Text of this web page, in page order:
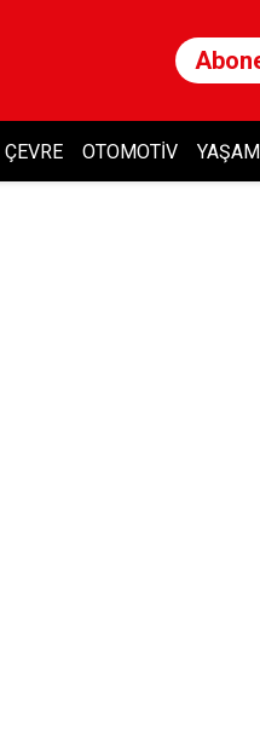
ÇEVRE OTOMOTIV YAŞAM